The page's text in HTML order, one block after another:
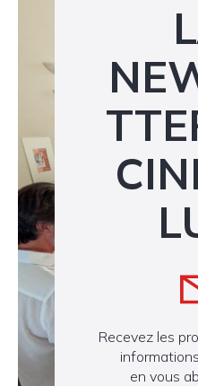
Recevez les
en vous